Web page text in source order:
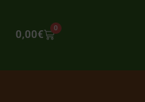
0,00€
0